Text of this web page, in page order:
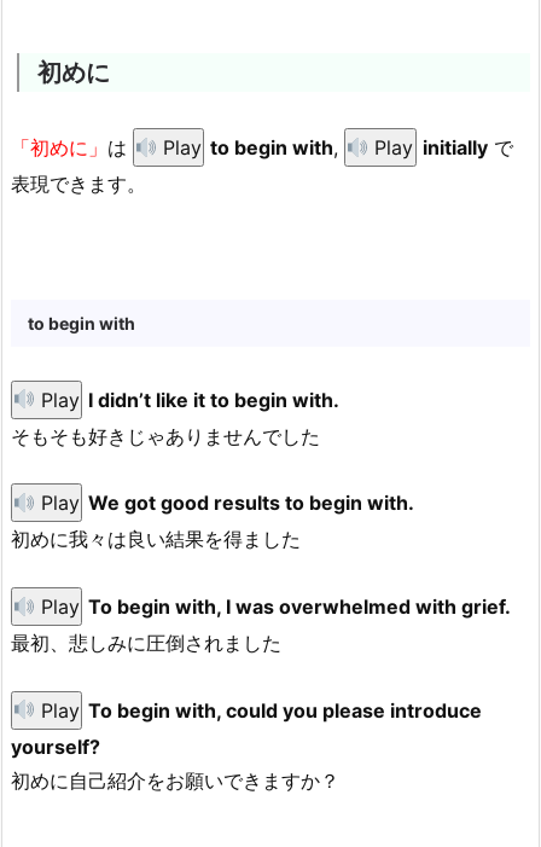
初めに
「初めに」 は Play to begin with, Play initiallyで
表現できます。
to begin with
Play I didn’t like it to begin with.
そもそも好きじゃありませんでした
Play We got good results to begin with.
初めに我々は良い結果を得ました
Play To begin with, I was overwhelmed with grief.
最初、悲しみに圧倒されました
Play To begin with, could you please introduce
yourself?
初めに自己紹介をお願いできますか？